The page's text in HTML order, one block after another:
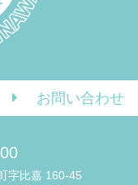
お問い合わせ
字比嘉 160-45